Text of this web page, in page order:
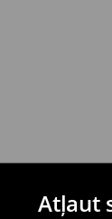
Atļaut